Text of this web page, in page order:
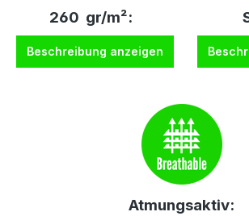
260 gr/m²:
Beschreibung anzeigen
Atmungsaktiv: